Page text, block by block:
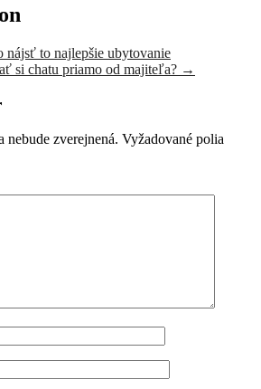
nájsť to najlepšie ubytovanie
si chatu priamo od majiteľa? →
nebude zverejnená. Vyžadované polia